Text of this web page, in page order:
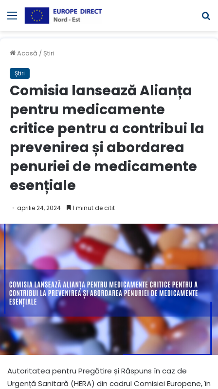
Meniul
Acasă / Știri
Știri
Comisia lansează Alianța
pentru medicamente
critice pentru a contribui la
prevenirea și abordarea
penuriei de medicamente
esențiale
aprilie 24, 2024 1 minut de citit
Autoritatea pentru Pregătire și Răspuns în caz de
Urgență Sanitară (HERA) din cadrul Comisiei Europene, în